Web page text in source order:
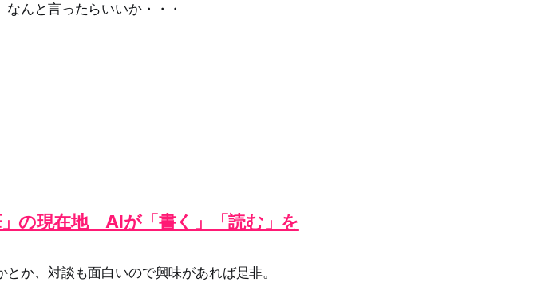
んと言ったらいいか・・・
の現在地 AIが「書く」「読む」を
か、対談も面白いので興味があれば是非。